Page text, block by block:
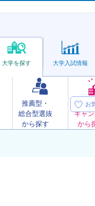
大学を探す
推薦型・
総合型選抜
から探す
オー
キャ
から
大学入試情報
お